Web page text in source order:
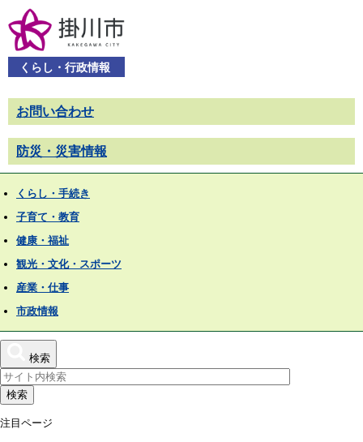
くらし・行政情報
お問い合わせ
防災・災害情報
くらし・手続き
子育て・教育
健康・福祉
観光・文化・スポーツ
産業・仕事
市政情報
検索
検索
注目ページ